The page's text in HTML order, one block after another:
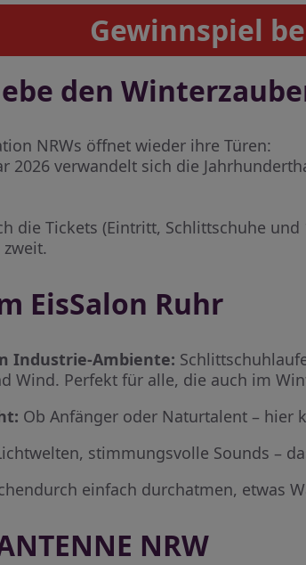
Gewinnspiel
den
NRWs öffnet wieder ihre Türen:
2026 verwandelt sich die
die Tickets (Eintritt, Schlittschuhe
EisSalon Ruhr
Industrie-Ambiente:
Wind. Perfekt für alle, die auch im
Ob Anfänger oder Naturtalent – hier
stimmungsvolle Sounds –
einfach durchatmen, etwas
NRW